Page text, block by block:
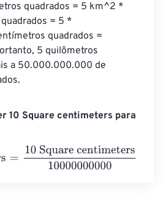
quadrados = 5 km^2 *
= 5 *
quadrados =
5 quilômetros
a 50.000.000.000 de
10 Square centimeters para
10 Square centimeters